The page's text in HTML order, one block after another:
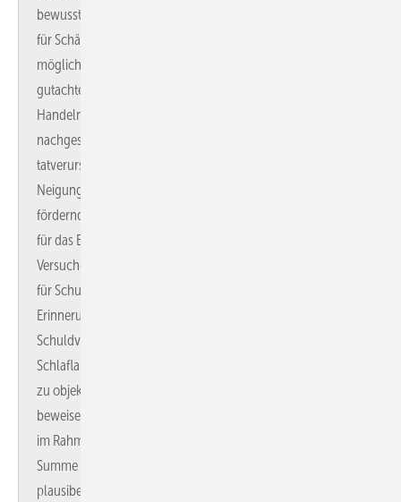
bewusstseinsferne Verhaltensweisen entstehen, mit Potential
für Schädigungen von „Täter“ oder Bettpartner – mit
möglicherweise resultierendem Bedarf an juristischen und
gutachterlichen Abwägungen zwischen unbewusstem
Handeln mit Schuldunfähigkeit einerseits oder Willkürtat mit
nachgeschobener Schutzbehauptung. Für eine
tatverursachende Parasomnie (PS) sprechen: Vorbestehende
Neigung zu Schlafwandeln, Tat im Rahmen von PS-
fördernden Umständen, Tatvollzug am Bettpartner, Amnesie
für das Ereignis, Erschrecken nach der Tat, eigeninitiative
Versuche, um Tatwiederholungen zu verhindern. Argumente
für Schutzbehauptung sind: tatvorbereitende Maßnahmen,
Erinnerung an das Ereignis, Tatleugnung oder
Schuldverlagerung auf das Opfer. Untersuchungen im
Schlaflabor sind hilfreich, um die Neigung des Täters zu PS
zu objektivieren; sie können aber weder mit Sicherheit
beweisen, noch ausschließen, dass die in Rede stehende Tat
im Rahmen einer solchen durchgeführt wurde. Wird in der
Summe der Betrachtungen das Vorliegen einer PS als
plausibel erachtet und somit Schuldunfähigkeit für diese Tat